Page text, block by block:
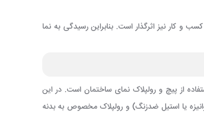
و کار نیز اثرگذار است. بنابراین رسیدگی به نما
از پیچ و رولپلاک نمای ساختمان است. در این
یا استیل ضدزنگ) و رولپلاک مخصوص به بدنه